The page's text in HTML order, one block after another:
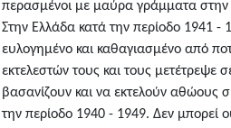
περασμένοι με μαύρα γράμματα στην
Στην Ελλάδα κατά την περίοδο 1941 -
ευλογημένο και καθαγιασμένο από
εκτελεστών τους και τους
βασανίζουν και να εκτελούν
την περίοδο 1940 - 1949. Δεν μπορεί